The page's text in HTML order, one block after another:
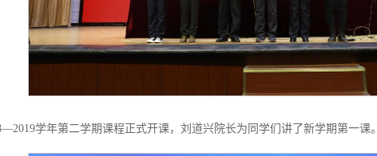
学年第二学期课程正式开课，刘道兴院长为同学们讲了新学期第一课。